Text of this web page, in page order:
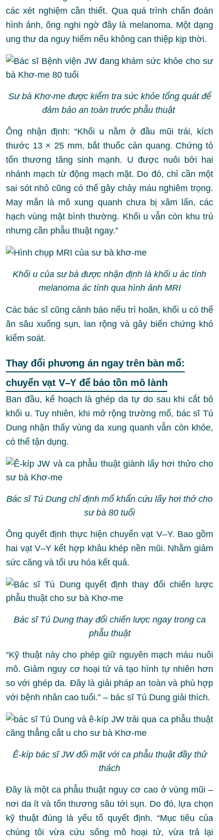
các xét nghiệm cần thiết. Qua quá trình chẩn đoán
hình ảnh, ông nghi ngờ đây là melanoma. Một dạng
ung thư da nguy hiểm nếu không can thiệp kịp thời.
Sư bà Khơ-me được kiểm tra sức khỏe tổng quát để
đảm bảo an toàn trước phẫu thuật
Ông nhận định: “Khối u nằm ở đầu mũi trái, kích
thước 13 × 25 mm, bắt thuốc cản quang. Chứng tỏ
tổn thương tăng sinh mạnh. U được nuôi bởi hai
nhánh mạch từ động mạch mặt. Do đó, chỉ cần một
sai sót nhỏ cũng có thể gây chảy máu nghiêm trọng.
May mắn là mô xung quanh chưa bị xâm lấn, các
hạch vùng mặt bình thường. Khối u vẫn còn khu trú
nhưng cần phẫu thuật ngay.”
Khối u của sư bà được nhận định là khối u ác tính
melanoma ác tính qua hình ảnh MRI
Các bác sĩ cũng cảnh báo nếu trì hoãn, khối u có thể
ăn sâu xuống sụn, lan rộng và gây biến chứng khó
kiểm soát.
Thay đổi phương án ngay trên bàn mổ:
chuyển vạt V–Y để bảo tồn mô lành
Ban đầu, kế hoạch là ghép da tự do sau khi cắt bỏ
khối u. Tuy nhiên, khi mở rộng trường mổ, bác sĩ Tú
Dung nhận thấy vùng da xung quanh vẫn còn khỏe,
có thể tận dụng.
Bác sĩ Tú Dung chỉ định mổ khẩn cứu lấy hơi thở cho
sư bà 80 tuổi
Ông quyết định thực hiện chuyển vạt V–Y. Bao gồm
hai vạt V–Y kết hợp khâu khép nền mũi. Nhằm giảm
sức căng và tối ưu hóa kết quả.
Bác sĩ Tú Dung thay đổi chiến lược ngay trong ca
phẫu thuật
“Kỹ thuật này cho phép giữ nguyên mạch máu nuôi
mô. Giảm nguy cơ hoại tử và tạo hình tự nhiên hơn
so với ghép da. Đây là giải pháp an toàn và phù hợp
với bệnh nhân cao tuổi.” – bác sĩ Tú Dung giải thích.
Ê-kíp bác sĩ JW đối mặt với ca phẫu thuật đầy thử
thách
Đây là một ca phẫu thuật nguy cơ cao ở vùng mũi –
nơi da ít và tổn thương sâu tới sụn. Do đó, lựa chọn
kỹ thuật đúng là yếu tố quyết định. “Mục tiêu của
chúng tôi vừa cứu sống mô hoại tử, vừa trả lại